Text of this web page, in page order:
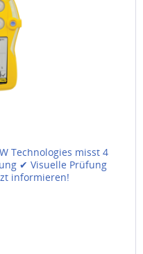
Technologies misst 4
✔ Visuelle Prüfung
informieren!